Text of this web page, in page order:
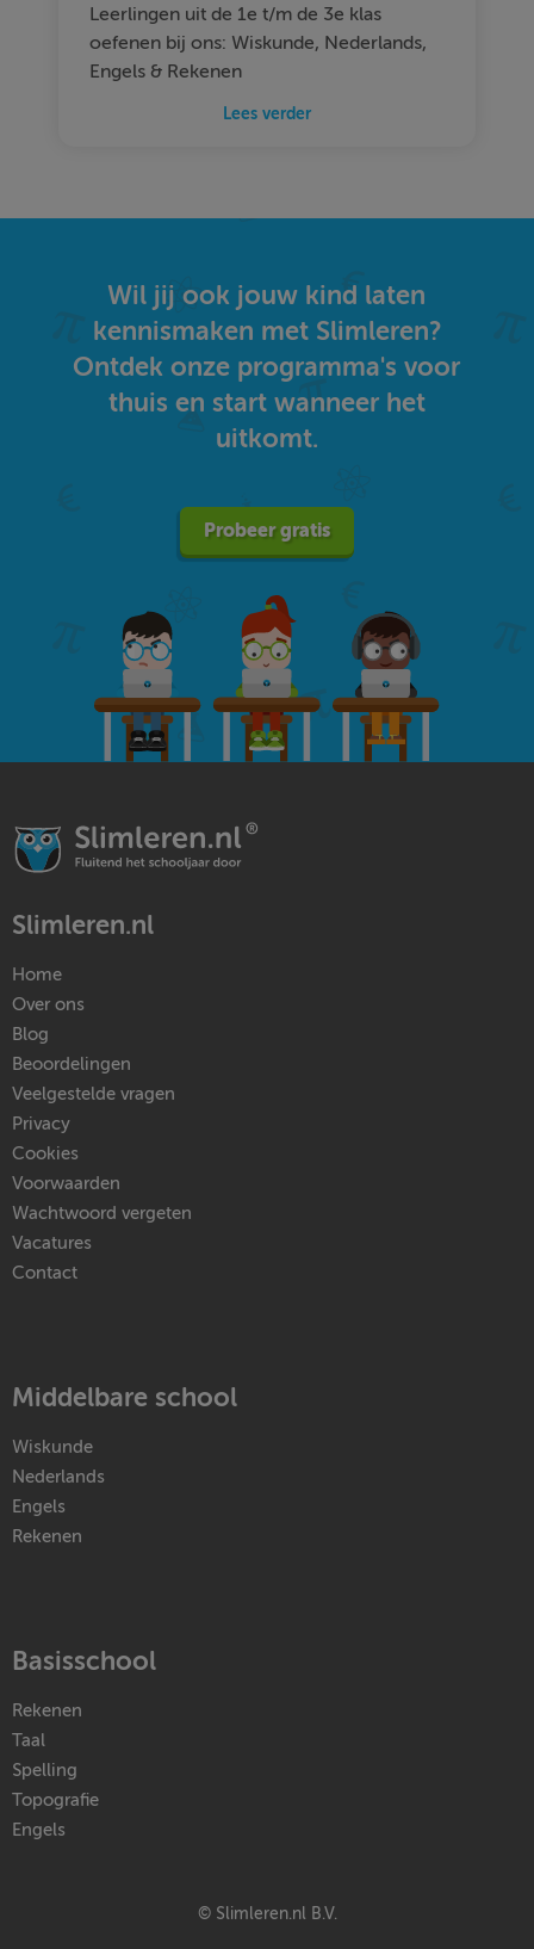
Leerlingen uit de 1e t/m de 3e klas
oefenen bij ons: Wiskunde, Nederlands,
Engels & Rekenen
Lees verder
Wil jij ook jouw kind laten
kennismaken met Slimleren?
Ontdek onze programma's voor
thuis en start wanneer het
uitkomt.
Probeer gratis
Slimleren.nl
Home
Over ons
Blog
Beoordelingen
Veelgestelde vragen
Privacy
Cookies
Voorwaarden
Wachtwoord vergeten
Vacatures
Contact
Middelbare school
Wiskunde
Nederlands
Engels
Rekenen
Basisschool
Rekenen
Taal
Spelling
Topografie
Engels
© Slimleren.nl B.V.